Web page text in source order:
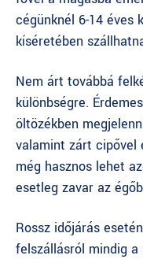
cégünknél 6-14 éves
kíséretében
Nem árt továbbá
különbségre.
öltözékben
valamint zárt cipővel
még hasznos lehet
esetleg zavar az
Rossz időjárás
felszállásról mindig